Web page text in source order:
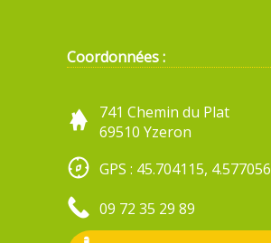
Coordonnées :
741 Chemin du Plat
69510 Yzeron
GPS : 45.704115, 4.577056
09 72 35 29 89